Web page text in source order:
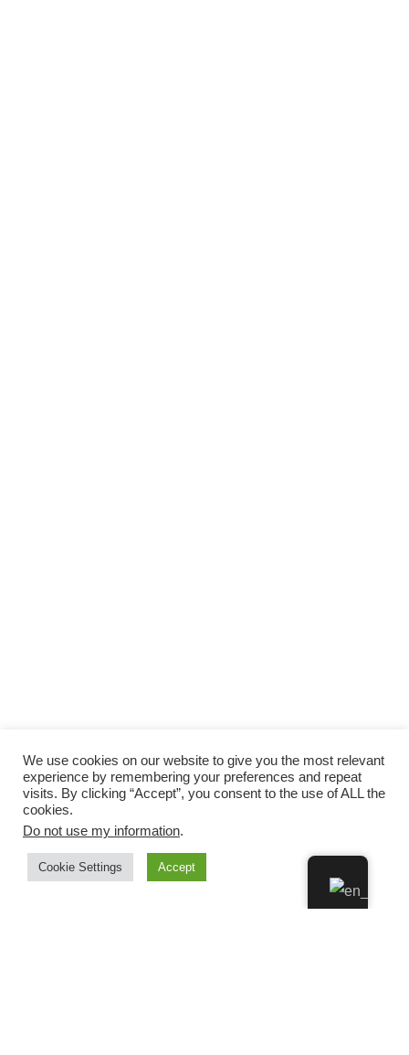
We use cookies on our website to give you the most relevant
experience by remembering your preferences and repeat
visits. By clicking “Accept”, you consent to the use of ALL the
cookies.
Do not use my information.
Cookie Settings Accept